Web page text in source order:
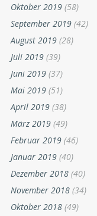
Oktober 2019 (58)
September 2019 (42)
August 2019 (28)
Juli 2019 (39)
Juni 2019 (37)
Mai 2019 (51)
April 2019 (38)
März 2019 (49)
Februar 2019 (46)
Januar 2019 (40)
Dezember 2018 (40)
November 2018 (34)
Oktober 2018 (49)